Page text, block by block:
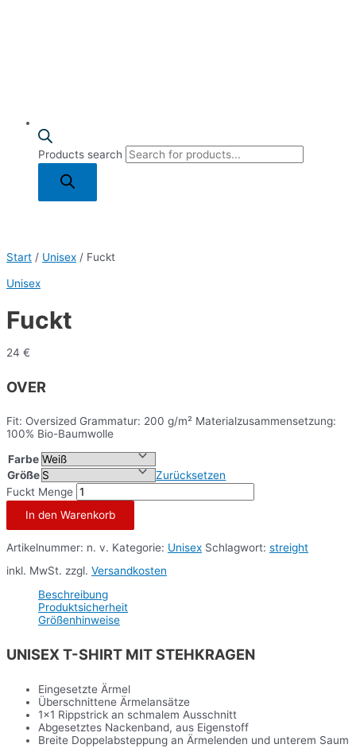
Products search
Start / Unisex / Fuckt
Unisex
Fuckt
24 €
OVER
Fit: Oversized Grammatur: 200 g/m² Materialzusammensetzung:
100% Bio-Baumwolle
Farbe
Größe
Zurücksetzen
Fuckt Menge
In den Warenkorb
Artikelnummer: n. v. Kategorie: Unisex Schlagwort: streight
inkl. MwSt. zzgl. Versandkosten
Beschreibung
Produktsicherheit
Größenhinweise
UNISEX T-SHIRT MIT STEHKRAGEN
Eingesetzte Ärmel
Überschnittene Ärmelansätze
1×1 Rippstrick an schmalem Ausschnitt
Abgesetztes Nackenband, aus Eigenstoff
Breite Doppelabsteppung an Ärmelenden und unterem Saum